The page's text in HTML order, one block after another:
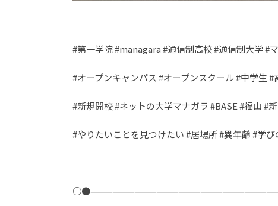
#第一学院 #managara #通信制高校 #通信制大学 #
#オープンキャンパス #オープンスクール #中学生 #
#新規開校 #ネットの大学マナガラ #BASE #福山 #
#やりたいことを見つけたい #居場所 #異年齢 #学び